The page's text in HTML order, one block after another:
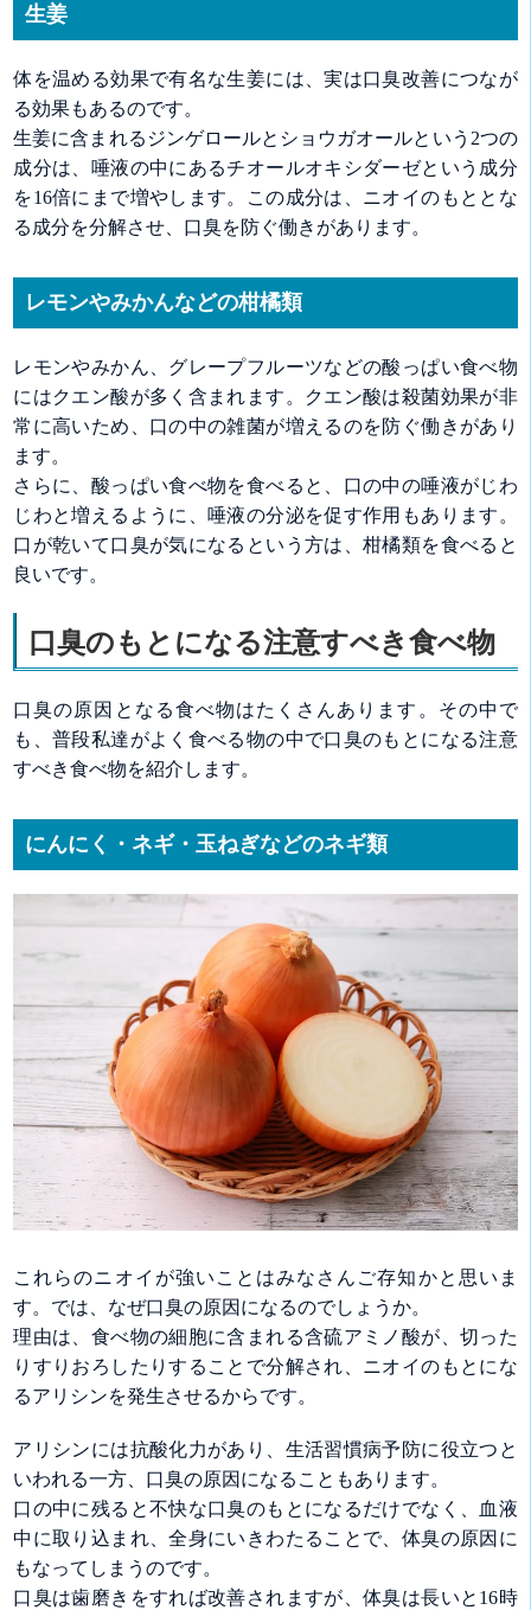
生姜
体を温める効果で有名な生姜には、実は口臭改善につなが
る効果もあるのです。
生姜に含まれるジンゲロールとショウガオールという2つの
成分は、唾液の中にあるチオールオキシダーゼという成分
を16倍にまで増やします。この成分は、ニオイのもととな
る成分を分解させ、口臭を防ぐ働きがあります。
レモンやみかんなどの柑橘類
レモンやみかん、グレープフルーツなどの酸っぱい食べ物
にはクエン酸が多く含まれます。クエン酸は殺菌効果が非
常に高いため、口の中の雑菌が増えるのを防ぐ働きがあり
ます。
さらに、酸っぱい食べ物を食べると、口の中の唾液がじわ
じわと増えるように、唾液の分泌を促す作用もあります。
口が乾いて口臭が気になるという方は、柑橘類を食べると
良いです。
口臭のもとになる注意すべき食べ物
口臭の原因となる食べ物はたくさんあります。その中で
も、普段私達がよく食べる物の中で口臭のもとになる注意
すべき食べ物を紹介します。
にんにく・ネギ・玉ねぎなどのネギ類
これらのニオイが強いことはみなさんご存知かと思いま
す。では、なぜ口臭の原因になるのでしょうか。
理由は、食べ物の細胞に含まれる含硫アミノ酸が、切った
りすりおろしたりすることで分解され、ニオイのもとにな
るアリシンを発生させるからです。
アリシンには抗酸化力があり、生活習慣病予防に役立つと
いわれる一方、口臭の原因になることもあります。
口の中に残ると不快な口臭のもとになるだけでなく、血液
中に取り込まれ、全身にいきわたることで、体臭の原因に
もなってしまうのです。
口臭は歯磨きをすれば改善されますが、体臭は長いと16時